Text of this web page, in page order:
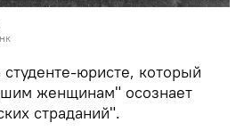
студенте-юристе, который
женщинам" осознает
страданий".